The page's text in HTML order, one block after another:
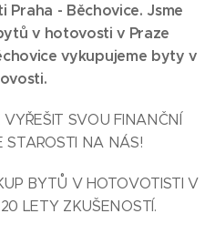
- Běchovice. Jsme
v hotovosti v Praze
vykupujeme byty v
VYŘEŠIT SVOU FINANČNÍ
STAROSTI NA NÁS!
BYTŮ V HOTOVOTISTI V
LETY ZKUŠENOSTÍ.